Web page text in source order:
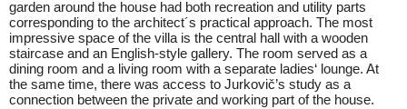
garden around the house had both recreation and utility parts
corresponding to the architect´s practical approach. The most
impressive space of the villa is the central hall with a wooden
staircase and an English-style gallery. The room served as a
dining room and a living room with a separate ladies‘ lounge. At
the same time, there was access to Jurkovič’s study as a
connection between the private and working part of the house.